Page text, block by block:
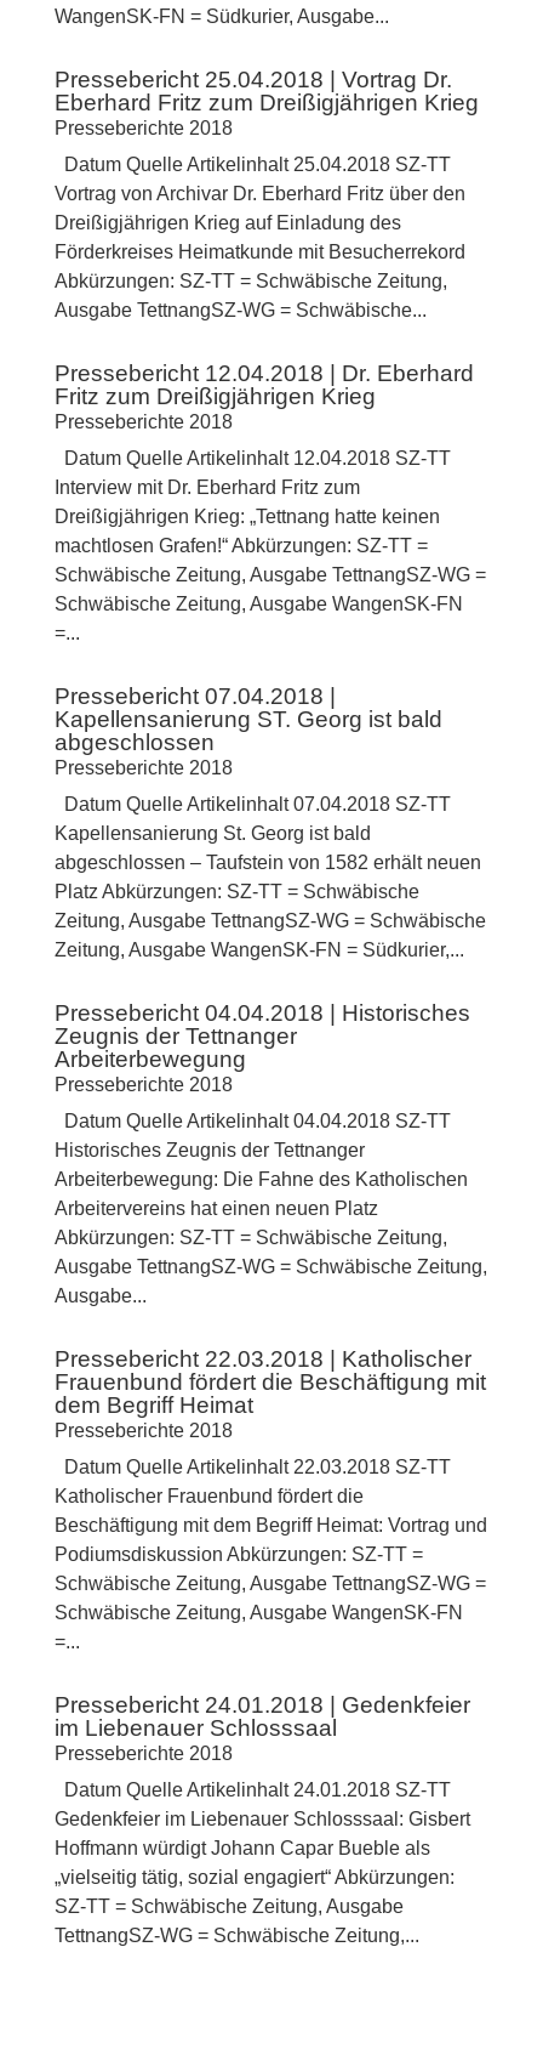
WangenSK-FN = Südkurier, Ausgabe...
Pressebericht 25.04.2018 | Vortrag Dr.
Eberhard Fritz zum Dreißigjährigen Krieg
Presseberichte 2018
Datum Quelle Artikelinhalt 25.04.2018 SZ-TT
Vortrag von Archivar Dr. Eberhard Fritz über den
Dreißigjährigen Krieg auf Einladung des
Förderkreises Heimatkunde mit Besucherrekord
Abkürzungen: SZ-TT = Schwäbische Zeitung,
Ausgabe TettnangSZ-WG = Schwäbische...
Pressebericht 12.04.2018 | Dr. Eberhard
Fritz zum Dreißigjährigen Krieg
Presseberichte 2018
Datum Quelle Artikelinhalt 12.04.2018 SZ-TT
Interview mit Dr. Eberhard Fritz zum
Dreißigjährigen Krieg: „Tettnang hatte keinen
machtlosen Grafen!“ Abkürzungen: SZ-TT =
Schwäbische Zeitung, Ausgabe TettnangSZ-WG =
Schwäbische Zeitung, Ausgabe WangenSK-FN
=...
Pressebericht 07.04.2018 |
Kapellensanierung ST. Georg ist bald
abgeschlossen
Presseberichte 2018
Datum Quelle Artikelinhalt 07.04.2018 SZ-TT
Kapellensanierung St. Georg ist bald
abgeschlossen – Taufstein von 1582 erhält neuen
Platz Abkürzungen: SZ-TT = Schwäbische
Zeitung, Ausgabe TettnangSZ-WG = Schwäbische
Zeitung, Ausgabe WangenSK-FN = Südkurier,...
Pressebericht 04.04.2018 | Historisches
Zeugnis der Tettnanger
Arbeiterbewegung
Presseberichte 2018
Datum Quelle Artikelinhalt 04.04.2018 SZ-TT
Historisches Zeugnis der Tettnanger
Arbeiterbewegung: Die Fahne des Katholischen
Arbeitervereins hat einen neuen Platz
Abkürzungen: SZ-TT = Schwäbische Zeitung,
Ausgabe TettnangSZ-WG = Schwäbische Zeitung,
Ausgabe...
Pressebericht 22.03.2018 | Katholischer
Frauenbund fördert die Beschäftigung mit
dem Begriff Heimat
Presseberichte 2018
Datum Quelle Artikelinhalt 22.03.2018 SZ-TT
Katholischer Frauenbund fördert die
Beschäftigung mit dem Begriff Heimat: Vortrag und
Podiumsdiskussion Abkürzungen: SZ-TT =
Schwäbische Zeitung, Ausgabe TettnangSZ-WG =
Schwäbische Zeitung, Ausgabe WangenSK-FN
=...
Pressebericht 24.01.2018 | Gedenkfeier
im Liebenauer Schlosssaal
Presseberichte 2018
Datum Quelle Artikelinhalt 24.01.2018 SZ-TT
Gedenkfeier im Liebenauer Schlosssaal: Gisbert
Hoffmann würdigt Johann Capar Bueble als
„vielseitig tätig, sozial engagiert“ Abkürzungen:
SZ-TT = Schwäbische Zeitung, Ausgabe
TettnangSZ-WG = Schwäbische Zeitung,...